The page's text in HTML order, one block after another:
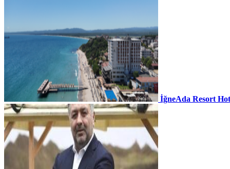
İğneAda Resort